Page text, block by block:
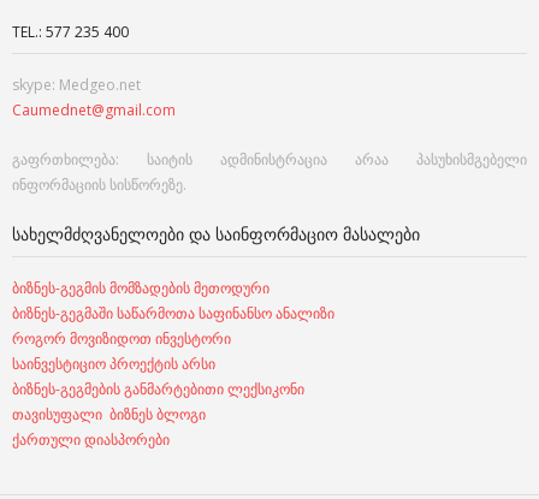
TEL.: 577 235 400
skype: Medgeo.net
Caumednet@gmail.com
გაფრთხილება: საიტის ადმინისტრაცია არაა პასუხისმგებელი
ინფორმაციის სისწორეზე.
ᲡᲐᲮᲔᲚᲛᲫᲦᲕᲐᲜᲔᲚᲝᲔᲑᲘ ᲓᲐ ᲡᲐᲘᲜᲤᲝᲠᲛᲐᲪᲘᲝ ᲛᲐᲡᲐᲚᲔᲑᲘ
ბიზნეს-გეგმის მომზადების მეთოდური
ბიზნეს-გეგმაში საწარმოთა საფინანსო ანალიზი
როგორ მოვიზიდოთ ინვესტორი
საინვესტიციო პროექტის არსი
ბიზნეს-გეგმების განმარტებითი ლექსიკონი
თავისუფალი ბიზნეს ბლოგი
ქართული დიასპორები